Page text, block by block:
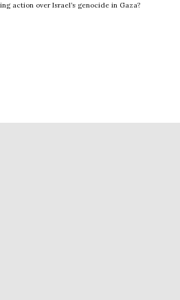
action over Israel’s genocide in Gaza?